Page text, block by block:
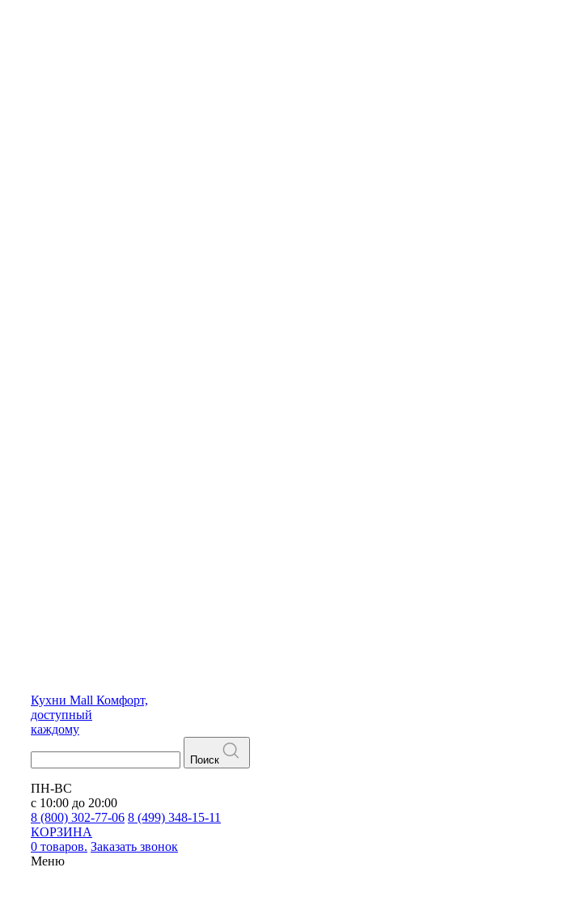
Кухни Mall Комфорт,
доступный
каждому
Поиск
ПН-ВС
с 10:00 до 20:00
8 (800) 302-77-06 8 (499) 348-15-11
КОРЗИНА
0 товаров. Заказать звонок
Меню